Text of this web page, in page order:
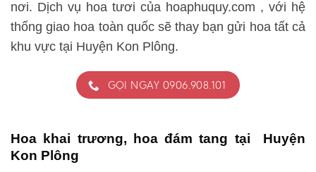
nơi. Dịch vụ hoa tươi của hoaphuquy.com , với hệ
thống giao hoa toàn quốc sẽ thay bạn gửi hoa tất cả
khu vực tại Huyện Kon Plông.
GỌI NGAY 0906.908.101
Hoa khai trương, hoa đám tang tại Huyện
Kon Plông